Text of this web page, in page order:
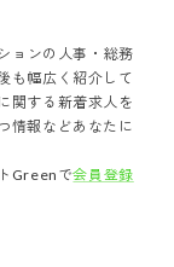
ョンの 人事・総務
も幅広く紹介して
に関する新着求人を
情報などあなたに
Greenで会員登録